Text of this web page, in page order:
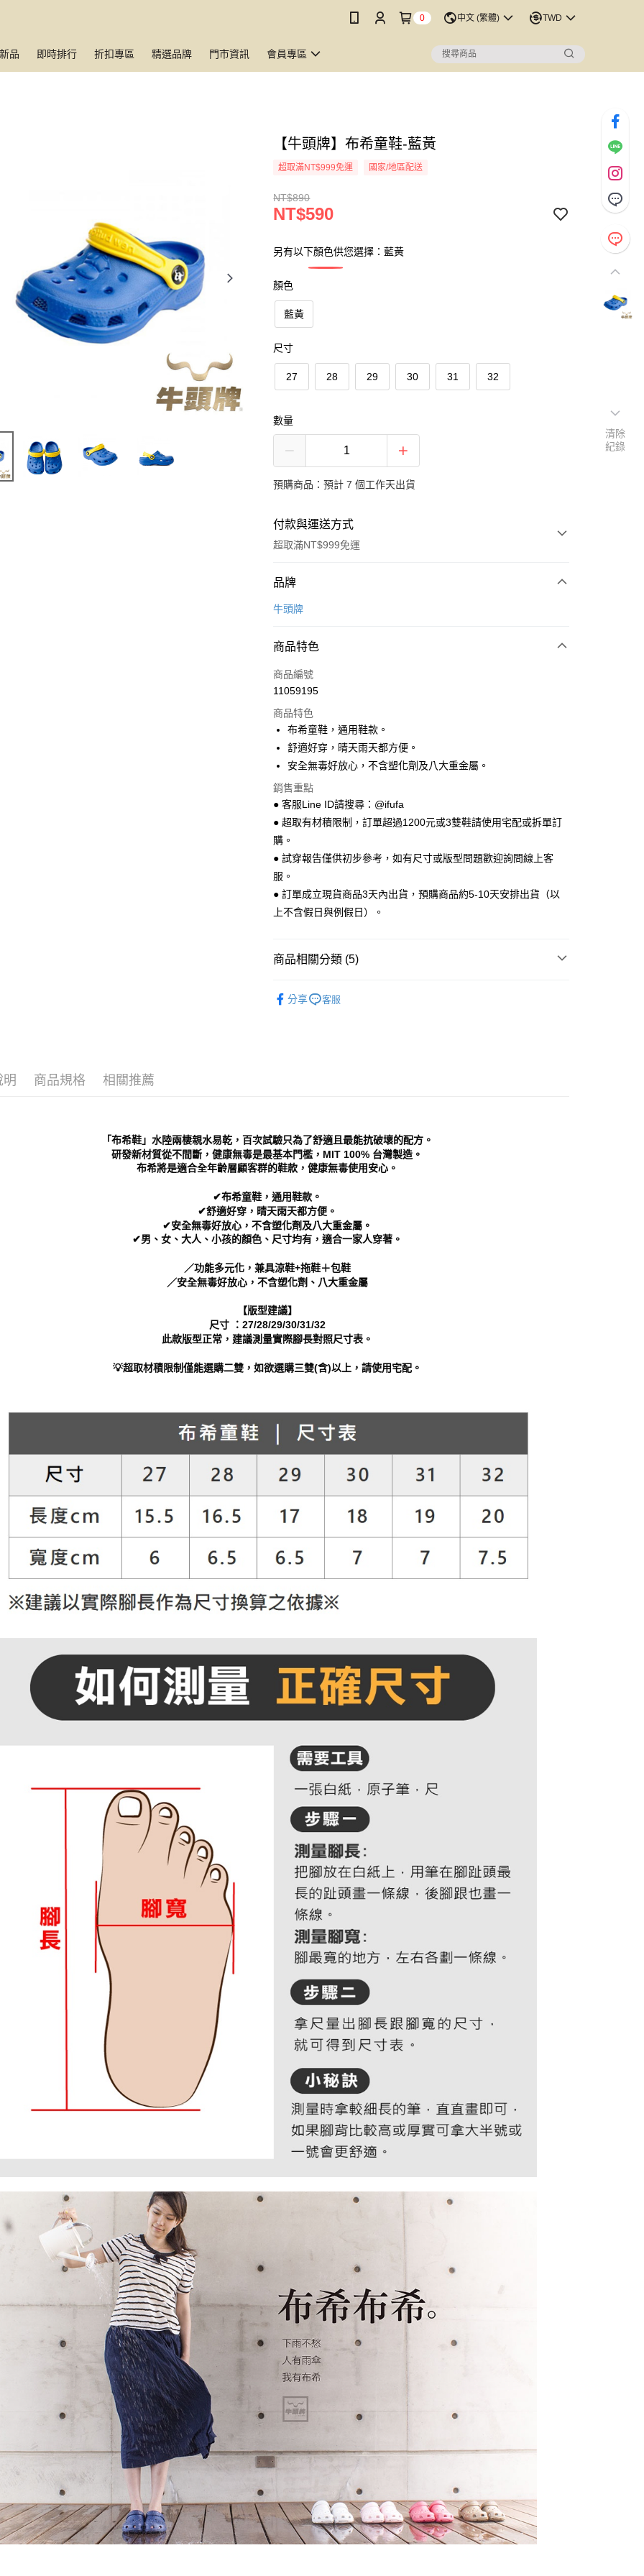
0 中文 (繁體) TWD
品 即時排行 折扣專區 精選品牌 門市資訊 會員專區
【牛頭牌】布希童鞋-藍黃
超取滿NT$999免運 國家/地區配送
NT$890
NT$590
另有以下顏色供您選擇：藍黃
顏色
藍黃
尺寸
27 28 29 30 31 32
數量
預購商品：預計 7 個工作天出貨
付款與運送方式
超取滿NT$999免運
付款方式
信用卡一次付款
Apple Pay
街口支付
悠遊付
Google Pay
全盈+PAY
AFTEE先享後付
相關說明
【關於「AFTEE先享後付」】
AFTEE先享後付是「在收到商品之後才付款」的支付方式。 讓您購物簡單
便利好安心！
１．簡單：不需註冊會員、不需綁卡、不需儲值。
３．安心：先確認商品／服務後，再付款。
１．於結帳方式選擇「AFTEE先享後付」後，將跳轉至「AFTEE先享後
付」結帳頁面，進行簡訊認證並確認金額後，即可完成結帳。
３．收到繳費通知簡訊後14天內，點擊此簡訊中的連結，可透過四大超商
／ATM／網路銀行／等多元方式進行付款，方視為交易完成。
交易，需依本服務之必要範圍內提供個人資料，並將交易相關給付款項請
求債權轉讓予恩沛科技股份有限公司。
２．關於個人資料處理事宜，請瀏覽以下網址：
https://aftee.tw/terms/#terms3
「AFTEE先享後付」，若未經同意申辦者引起之損失，本公司不負相關責
任。
４．使用「AFTEE先享後付」時，將依據個別帳號之用戶狀況，依本公司
即時審查核予不同之上限額度；若仍有額度不足之情形，本公司將視審查
５．嚴禁一人註冊多個帳號或使用他人資訊註冊。若發現惡意使用之情
形，恩沛科技股份有限公司將有權停止該用戶之使用額度並採取法律行
ATM付款
運送方式
每筆NT$70，滿NT$999(含以上)免運費
每筆NT$70，滿NT$999(含以上)免運費
每筆NT$90，滿NT$999(含以上)免運費
海外宅配
品牌
牛頭牌
商品特色
商品編號
11059195
商品特色
布希童鞋，通用鞋款。
舒適好穿，晴天雨天都方便。
安全無毒好放心，不含塑化劑及八大重金屬。
銷售重點
● 客服Line ID請搜尋：@ifufa
● 超取有材積限制，訂單超過1200元或3雙鞋請使用宅配或拆單訂
購。
● 試穿報告僅供初步參考，如有尺寸或版型問題歡迎詢問線上客
服。
● 訂單成立現貨商品3天內出貨，預購商品約5-10天安排出貨（以
上不含假日與例假日）。
商品相關分類 (5)
分享 客服
明 商品規格 相關推薦
「布希鞋」水陸兩棲親水易乾，百次試驗只為了舒適且最能抗破壞的配方。
研發新材質從不間斷，健康無毒是最基本門檻，MIT 100% 台灣製造。
布希將是適合全年齡層顧客群的鞋款，健康無毒使用安心。
✔布希童鞋，通用鞋款。
✔舒適好穿，晴天雨天都方便。
✔安全無毒好放心，不含塑化劑及八大重金屬。
✔男、女、大人、小孩的顏色、尺寸均有，適合一家人穿著。
／功能多元化，兼具涼鞋+拖鞋＋包鞋
／安全無毒好放心，不含塑化劑、八大重金屬
【版型建議】
尺寸 ：27/28/29/30/31/32
此款版型正常，建議測量實際腳長對照尺寸表。
💡超取材積限制僅能選購二雙，如欲選購三雙(含)以上，請使用宅配。
清除
紀錄